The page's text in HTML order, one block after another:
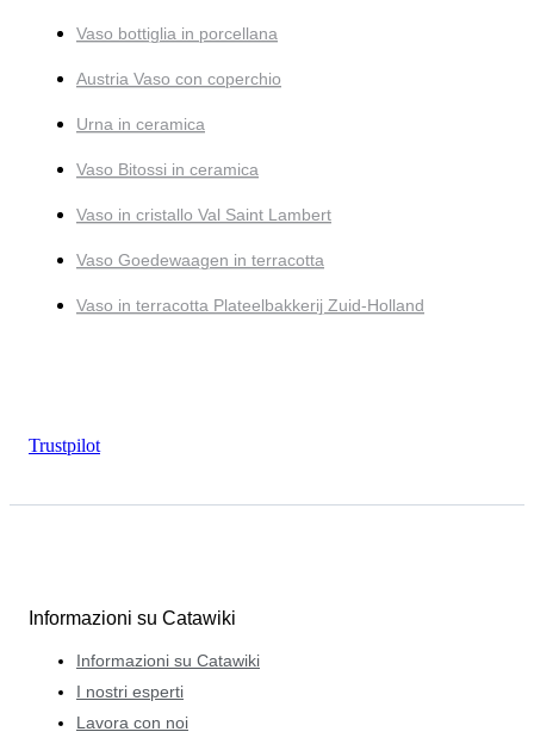
Vaso bottiglia in porcellana
Austria Vaso con coperchio
Urna in ceramica
Vaso Bitossi in ceramica
Vaso in cristallo Val Saint Lambert
Vaso Goedewaagen in terracotta
Vaso in terracotta Plateelbakkerij Zuid-Holland
Trustpilot
Informazioni su Catawiki
Informazioni su Catawiki
I nostri esperti
Lavora con noi